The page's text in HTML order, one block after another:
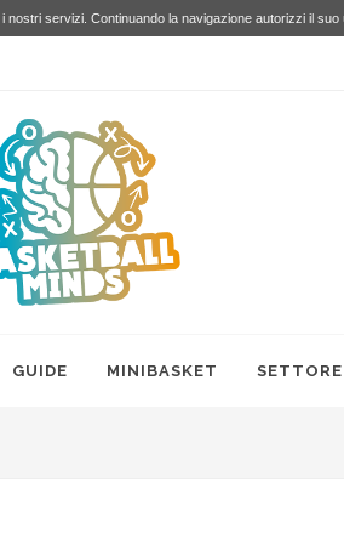
servizi. Continuando la navigazione autorizzi il suo
GUIDE MINIBASKET